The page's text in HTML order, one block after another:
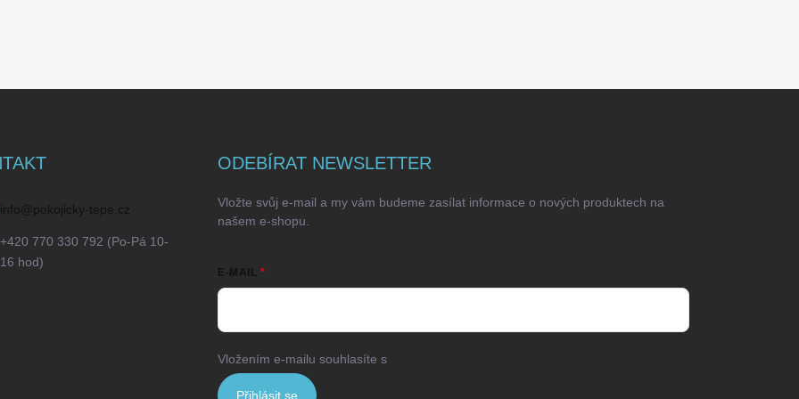
info@pokojicky-tepe.cz
+420 770 330 792 (Po-Pá 10-
16 hod)
ODEBÍRAT NEWSLETTER
Vložte svůj e-mail a my vám budeme zasílat informace o nových produktech na
našem e-shopu.
E-MAIL
Vložením e-mailu souhlasíte s
Přihlásit se